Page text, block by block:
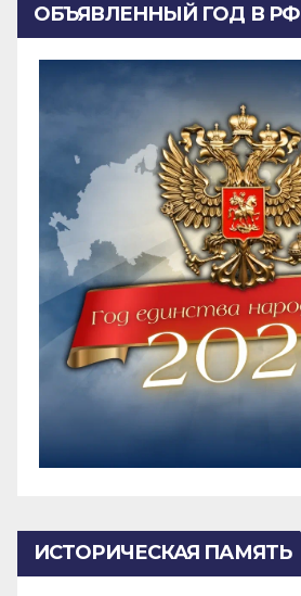
ОБЪЯВЛЕННЫЙ ГОД В РФ
ИСТОРИЧЕСКАЯ ПАМЯТЬ